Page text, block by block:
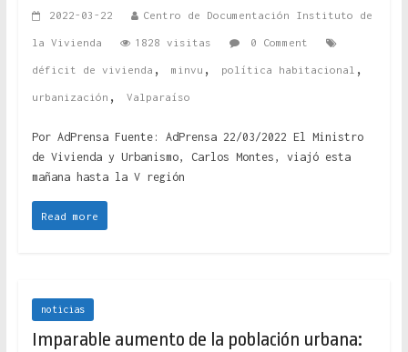
2022-03-22 Centro de Documentación Instituto de
la Vivienda 1828 visitas 0 Comment
déficit de vivienda , minvu , política habitacional ,
urbanización , Valparaíso
Por AdPrensa Fuente: AdPrensa 22/03/2022 El Ministro
de Vivienda y Urbanismo, Carlos Montes, viajó esta
mañana hasta la V región
Read more
noticias
Imparable aumento de la población urbana: